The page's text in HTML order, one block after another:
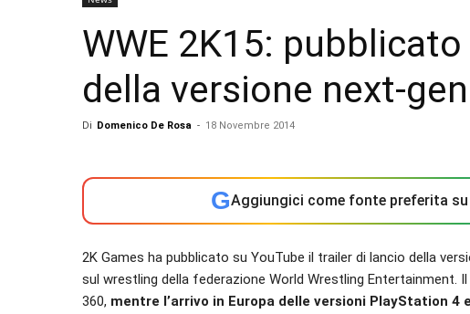
WWE 2K15:
della versione next-gen
Di Domenico De Rosa - 18 Novembre 2014
GAggiungici come fonte preferita su
2K Games ha pubblicato su YouTube il trailer di lancio della
sul wrestling della federazione World Wrestling Entertainment.
360, mentre l’arrivo in Europa delle versioni PlayStation 4